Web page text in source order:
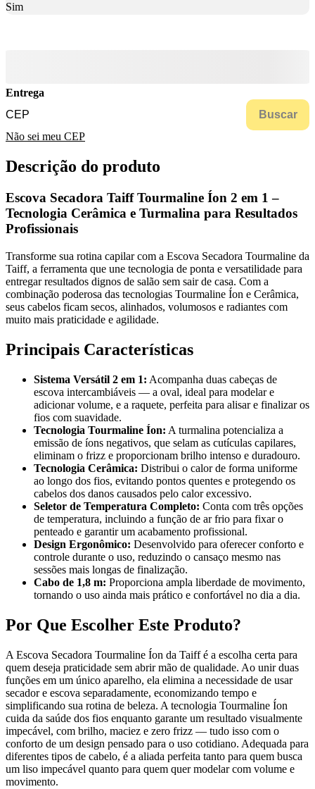
Sim
Entrega
Buscar
Não sei meu CEP
Descrição do produto
Escova Secadora Taiff Tourmaline Íon 2 em 1 –
Tecnologia Cerâmica e Turmalina para Resultados
Profissionais
Transforme sua rotina capilar com a Escova Secadora Tourmaline da
Taiff, a ferramenta que une tecnologia de ponta e versatilidade para
entregar resultados dignos de salão sem sair de casa. Com a
combinação poderosa das tecnologias Tourmaline Íon e Cerâmica,
seus cabelos ficam secos, alinhados, volumosos e radiantes com
muito mais praticidade e agilidade.
Principais Características
Sistema Versátil 2 em 1: Acompanha duas cabeças de
escova intercambiáveis — a oval, ideal para modelar e
adicionar volume, e a raquete, perfeita para alisar e finalizar os
fios com suavidade.
Tecnologia Tourmaline Íon: A turmalina potencializa a
emissão de íons negativos, que selam as cutículas capilares,
eliminam o frizz e proporcionam brilho intenso e duradouro.
Tecnologia Cerâmica: Distribui o calor de forma uniforme
ao longo dos fios, evitando pontos quentes e protegendo os
cabelos dos danos causados pelo calor excessivo.
Seletor de Temperatura Completo: Conta com três opções
de temperatura, incluindo a função de ar frio para fixar o
penteado e garantir um acabamento profissional.
Design Ergonômico: Desenvolvido para oferecer conforto e
controle durante o uso, reduzindo o cansaço mesmo nas
sessões mais longas de finalização.
Cabo de 1,8 m: Proporciona ampla liberdade de movimento,
tornando o uso ainda mais prático e confortável no dia a dia.
Por Que Escolher Este Produto?
A Escova Secadora Tourmaline Íon da Taiff é a escolha certa para
quem deseja praticidade sem abrir mão de qualidade. Ao unir duas
funções em um único aparelho, ela elimina a necessidade de usar
secador e escova separadamente, economizando tempo e
simplificando sua rotina de beleza. A tecnologia Tourmaline Íon
cuida da saúde dos fios enquanto garante um resultado visualmente
impecável, com brilho, maciez e zero frizz — tudo isso com o
conforto de um design pensado para o uso cotidiano. Adequada para
diferentes tipos de cabelo, é a aliada perfeita tanto para quem busca
um liso impecável quanto para quem quer modelar com volume e
movimento.